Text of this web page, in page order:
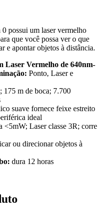
possui um laser vermelho
que você possa ver o que
e apontar objetos à distância.
Laser Vermelho de 640nm-
Ponto, Laser e
175 m de boca; 7.700
suave fornece feixe estreito
ideal
<5mW; Laser classe 3R; corre
ou direcionar objetos à
dura 12 horas